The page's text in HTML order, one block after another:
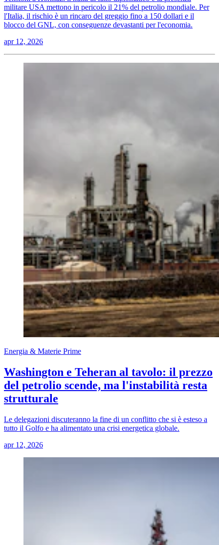
militare USA mettono in pericolo il 21% del petrolio mondiale. Per
l'Italia, il rischio è un rincaro del greggio fino a 150 dollari e il
blocco del GNL, con conseguenze devastanti per l'economia.
apr 12, 2026
Energia & Materie Prime
Washington e Teheran al tavolo: il prezzo
del petrolio scende, ma l'instabilità resta
strutturale
Le delegazioni discuteranno la fine di un conflitto che si è esteso a
tutto il Golfo e ha alimentato una crisi energetica globale.
apr 12, 2026